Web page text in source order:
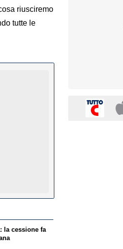
riusciremo
tutte le
la cessione fa